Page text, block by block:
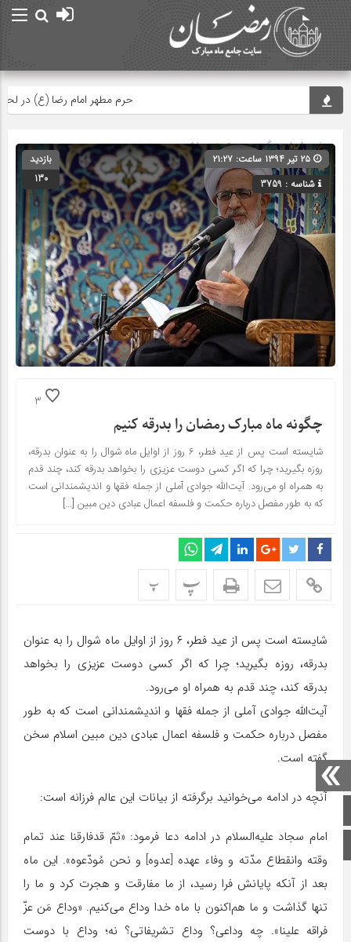
صفحه اصلی
اینستاگرام
حرم مطهر امام رضا (ع) در لحظه
صفحه اصلی» گروه » دسته‌بندی نشده
شناسه : 3759
بازدید
130
3
چگونه ماه مبارک رمضان را بدرقه کنیم
شایسته است پس از عید فطر، ۶ روز از اوایل ماه شوال را به‌ عنوان بدرقه،
روزه بگیرید؛ چرا که اگر کسی دوست عزیزی را بخواهد بدرقه کند، چند قدم
به همراه او می‌رود. آیت‌الله جوادی آملی از جمله فقها و اندیشمندانی است
که به طور مفصل درباره حکمت و فلسفه اعمال عبادی دین مبین […]
پ پ
شایسته است پس از عید فطر، ۶ روز از اوایل ماه شوال را به‌ عنوان
بدرقه، روزه بگیرید؛ چرا که اگر کسی دوست عزیزی را بخواهد
بدرقه کند، چند قدم به همراه او می‌رود.
آیت‌الله جوادی آملی از جمله فقها و اندیشمندانی است که به طور
مفصل درباره حکمت و فلسفه اعمال عبادی دین مبین اسلام سخن
گفته است.
آنچه در ادامه می‌خوانید برگرفته از بیانات این عالم فرزانه است:
امام سجاد علیه‌السلام در ادامه دعا فرمود: «ثمّ قدفارقنا عند تمام
وقته وانقطاع مدّته و وفاء عهده [عدوه] و نحن مُودّعوه». این ماه
بعد از آنکه پایانش فرا رسید، از ما مفارقت و هجرت کرد و ما را
تنها گذاشت و ما هم‌اکنون با ماه خدا وداع می‌کنیم. «وداع مَن عزّ
فراقه علینا». چه وداعی؟ وداع تشریفاتی؟ نه؛ وداع با دوست